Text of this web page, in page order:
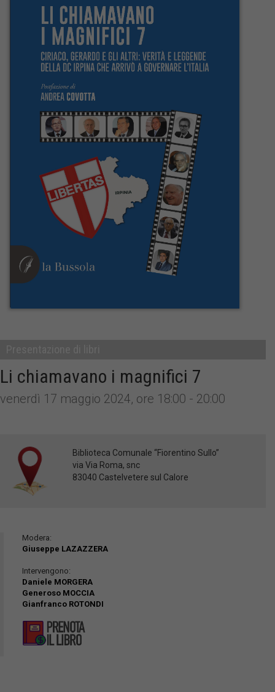
Li chiamavano i magnifici 7
venerdì 17 maggio 2024, ore 18:00 - 20:00
Biblioteca Comunale “Fiorentino Sullo”
via Via Roma, snc
83040 Castelvetere sul Calore
Modera:
Giuseppe LAZAZZERA
Intervengono:
Daniele MORGERA
Generoso MOCCIA
Gianfranco ROTONDI